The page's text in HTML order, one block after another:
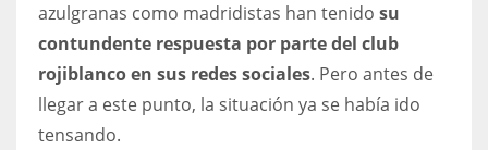
WSH
26
azulgranas como madridistas han tenido su
contundente respuesta por parte del club
rojiblanco en sus redes sociales. Pero antes de
llegar a este punto, la situación ya se había ido
tensando.